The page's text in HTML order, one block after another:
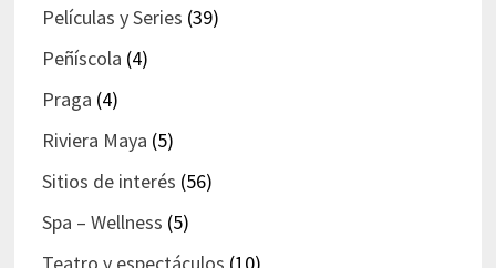
Películas y Series (39)
Peñíscola (4)
Praga (4)
Riviera Maya (5)
Sitios de interés (56)
Spa – Wellness (5)
Teatro y espectáculos (10)